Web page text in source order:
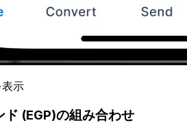
示
ド (EGP)の組み合わせ